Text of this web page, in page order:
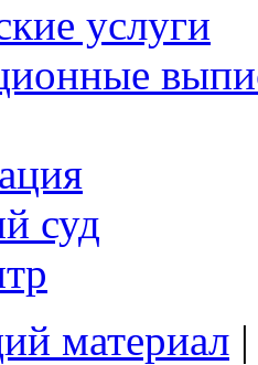
услуги
суд
материал